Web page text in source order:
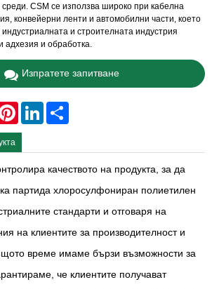
CSM се използва широко при кабелна
конвейерни ленти и автомобилни части, което
и строителната индустрия
адхезия и обработка.
Изпратете запитване
PinterestLinkedIn
качеството на продукта, за да
партида хлоросулфониран полиетилен
стандарти и отговаря на
на клиентите за производителност и
време имаме бързи възможности за
че клиентите получават